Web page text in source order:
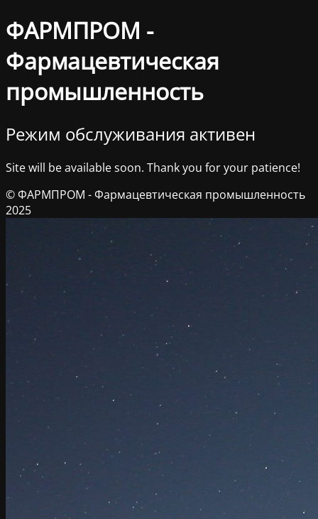
ФАРМПРОМ -
Фармацевтическая
промышленность
Режим обслуживания активен
Site will be available soon. Thank you for your patience!
© ФАРМПРОМ - Фармацевтическая промышленность
2025